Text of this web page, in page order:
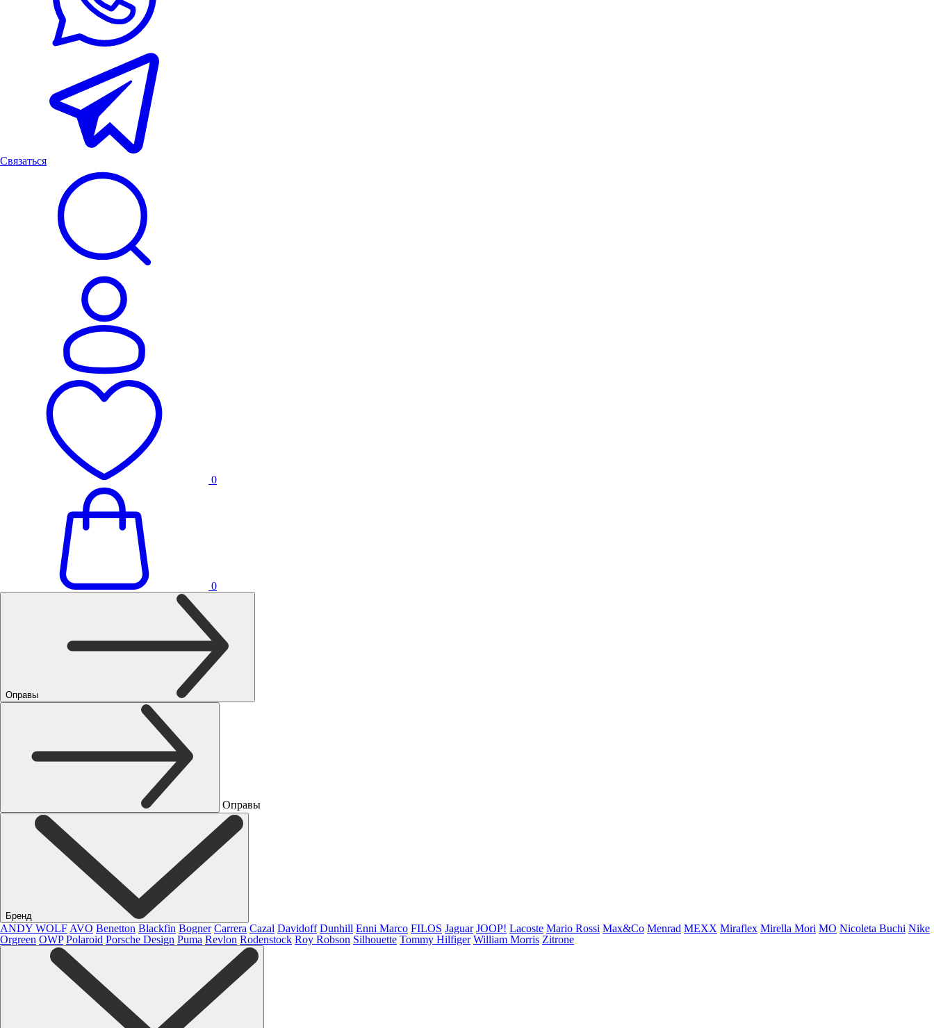
Связаться
0
0
Оправы
Оправы
Бренд
ANDY WOLF AVO Benetton Blackfin Bogner Carrera Cazal Davidoff Dunhill Enni Marco FILOS Jaguar JOOP! Lacoste Mario Rossi Max&Co Menrad MEXX Miraflex Mirella Mori MO Nicoleta Buchi Nike
Orgreen OWP Polaroid Porsche Design Puma Revlon Rodenstock Roy Robson Silhouette Tommy Hilfiger William Morris Zitrone